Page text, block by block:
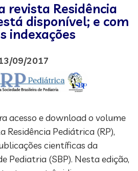
revista Residência
disponível; e com
indexações
09/2017
acesso e download o volume
Residência Pediátrica (RP),
científicas da
Pediatria (SBP). Nesta edição,